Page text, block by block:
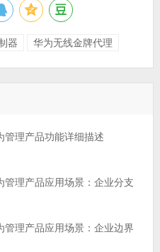
器 华为无线金牌代理
管理产品功能详细描述
管理产品应用场景：企业分支
管理产品应用场景：企业边界